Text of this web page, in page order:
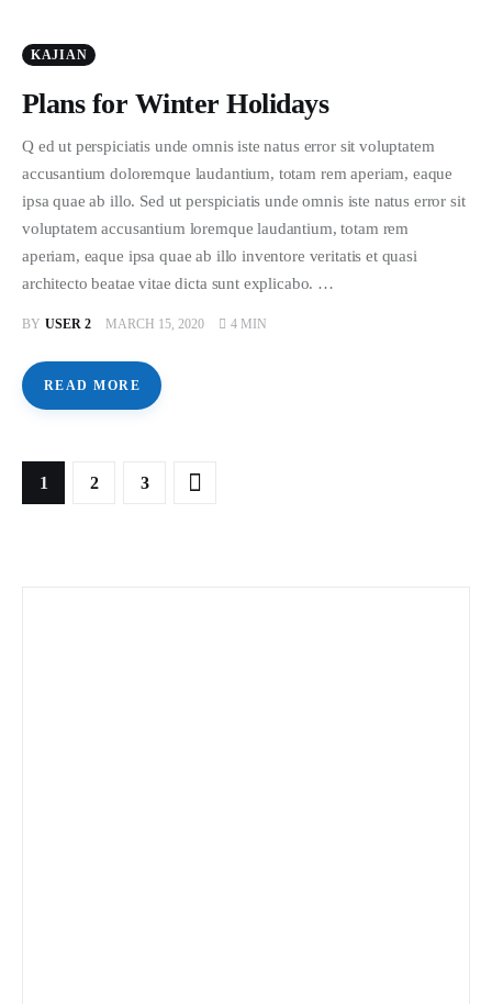
KAJIAN
Plans for Winter Holidays
Q ed ut perspiciatis unde omnis iste natus error sit voluptatem
accusantium doloremque laudantium, totam rem aperiam, eaque
ipsa quae ab illo. Sed ut perspiciatis unde omnis iste natus error sit
voluptatem accusantium loremque laudantium, totam rem
aperiam, eaque ipsa quae ab illo inventore veritatis et quasi
architecto beatae vitae dicta sunt explicabo. …
BY USER 2 MARCH 15, 2020 4 MIN
READ MORE
1 2 3